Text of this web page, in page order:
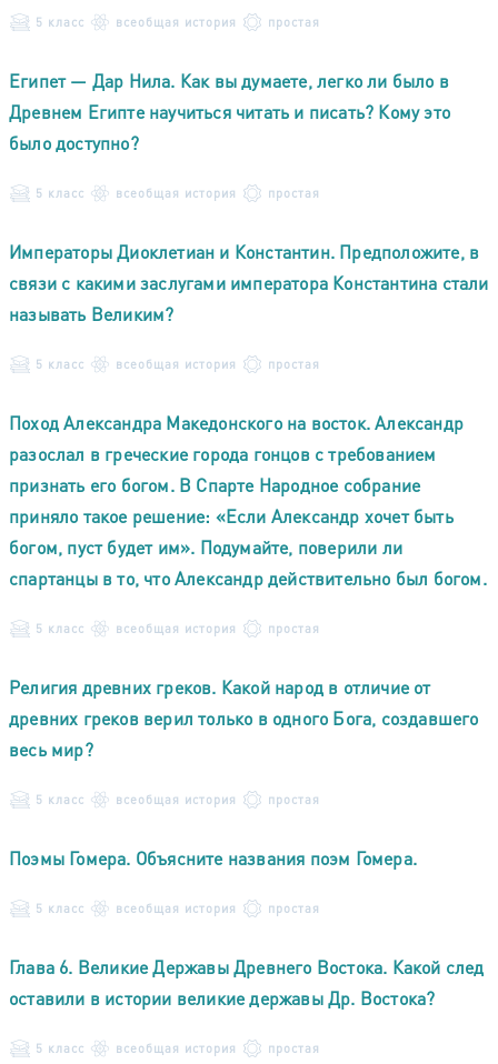
5 класс всеобщая история простая
Египет — Дар Нила. Как вы думаете, легко ли было в
Древнем Египте научиться читать и писать? Кому это
было доступно?
5 класс всеобщая история простая
Императоры Диоклетиан и Константин. Предположите, в
связи с какими заслугами императора Константина стали
называть Великим?
5 класс всеобщая история простая
Поход Александра Македонского на восток. Александр
разослал в греческие города гонцов с требованием
признать его богом. В Спарте Народное собрание
приняло такое решение: «Если Александр хочет быть
богом, пуст будет им». Подумайте, поверили ли
спартанцы в то, что Александр действительно был богом.
5 класс всеобщая история простая
Религия древних греков. Какой народ в отличие от
древних греков верил только в одного Бога, создавшего
весь мир?
5 класс всеобщая история простая
Поэмы Гомера. Объясните названия поэм Гомера.
5 класс всеобщая история простая
Глава 6. Великие Державы Древнего Востока. Какой след
оставили в истории великие державы Др. Востока?
5 класс всеобщая история простая